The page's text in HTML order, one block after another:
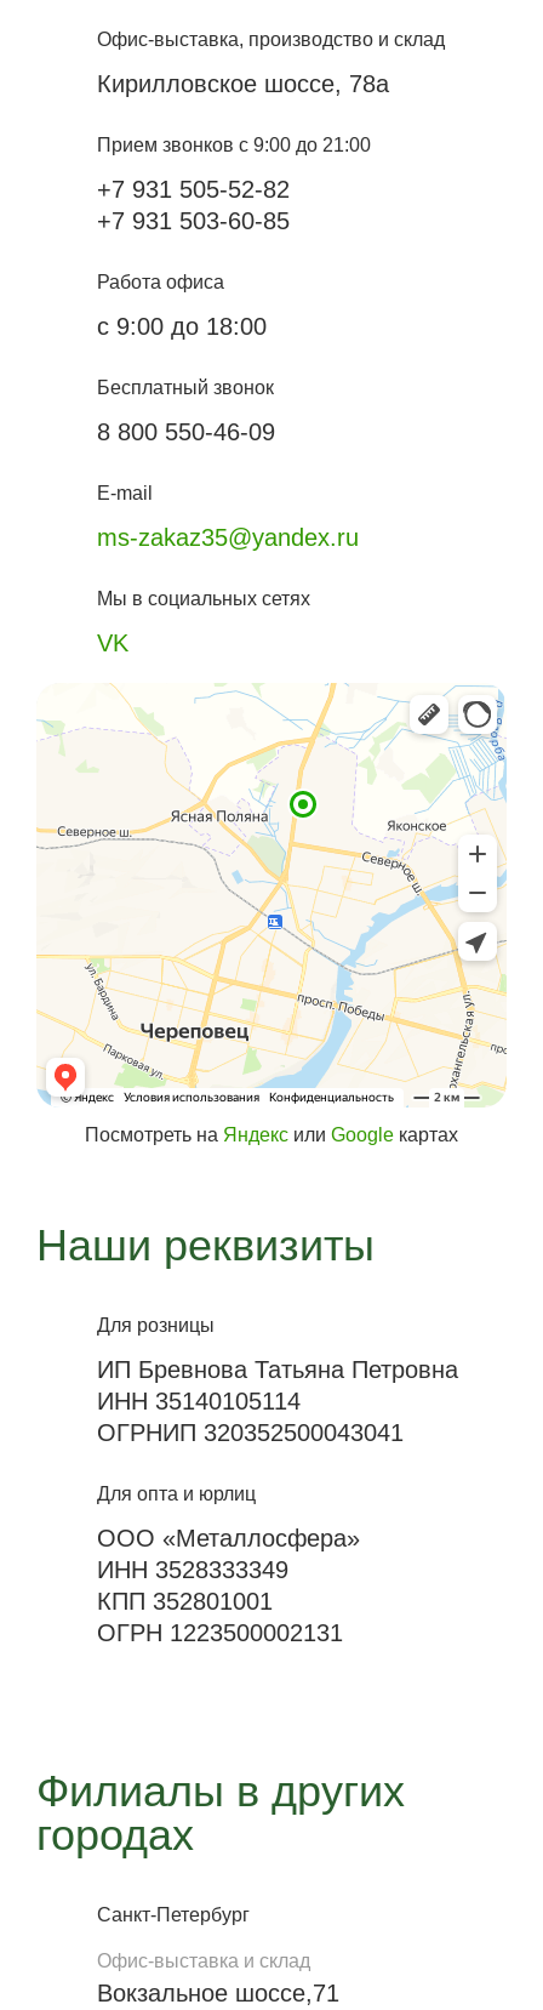
Офис-выставка, производство и склад
Кирилловское шоссе, 78а
Прием звонков с 9:00 до 21:00
+7 931 505-52-82
+7 931 503-60-85
Работа офиса
с 9:00 до 18:00
Бесплатный звонок
8 800 550-46-09
E-mail
ms-zakaz35@yandex.ru
Мы в социальных сетях
VK
Посмотреть на Яндекс или Google картах
Наши реквизиты
Для розницы
ИП Бревнова Татьяна Петровна
ИНН 35140105114
ОГРНИП 320352500043041
Для опта и юрлиц
ООО «Металлосфера»
ИНН 3528333349
КПП 352801001
ОГРН 1223500002131
Филиалы в других
городах
Санкт-Петербург
Офис-выставка и склад
Вокзальное шоссе,71